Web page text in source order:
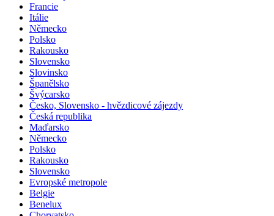
Francie
Itálie
Německo
Polsko
Rakousko
Slovensko
Slovinsko
Španělsko
Švýcarsko
Česko, Slovensko - hvězdicové zájezdy
Česká republika
Maďarsko
Německo
Polsko
Rakousko
Slovensko
Evropské metropole
Belgie
Benelux